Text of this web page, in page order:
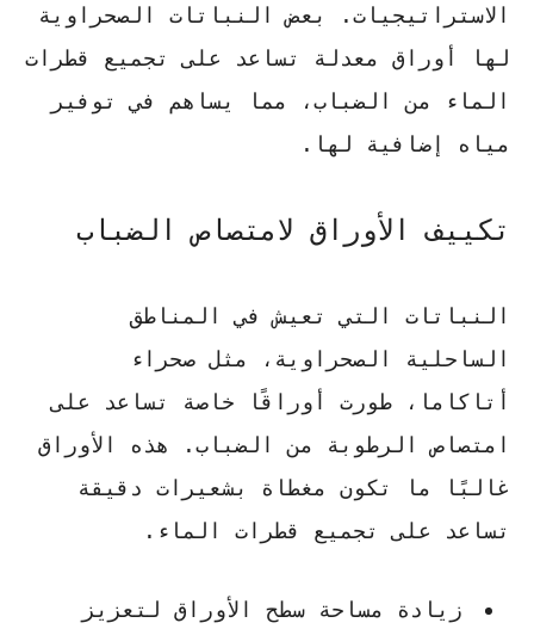
الاستراتيجيات. بعض النباتات الصحراوية
لها أوراق معدلة تساعد على تجميع قطرات
الماء من الضباب، مما يساهم في توفير
مياه إضافية لها.
تكييف الأوراق لامتصاص الضباب
النباتات التي تعيش في المناطق
الساحلية الصحراوية، مثل صحراء
أتاكاما، طورت أوراقًا خاصة تساعد على
امتصاص الرطوبة من الضباب. هذه الأوراق
غالبًا ما تكون مغطاة بشعيرات دقيقة
تساعد على تجميع قطرات الماء.
زيادة مساحة سطح الأوراق لتعزيز